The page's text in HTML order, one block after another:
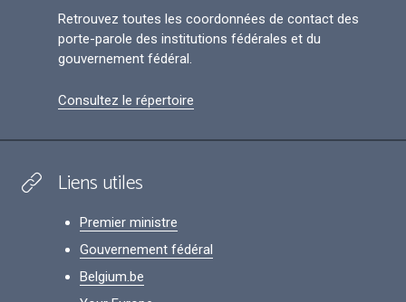
Retrouvez toutes les coordonnées de contact des
porte-parole des institutions fédérales et du
gouvernement fédéral.
Consultez le répertoire
Liens utiles
Premier ministre
Gouvernement fédéral
Belgium.be